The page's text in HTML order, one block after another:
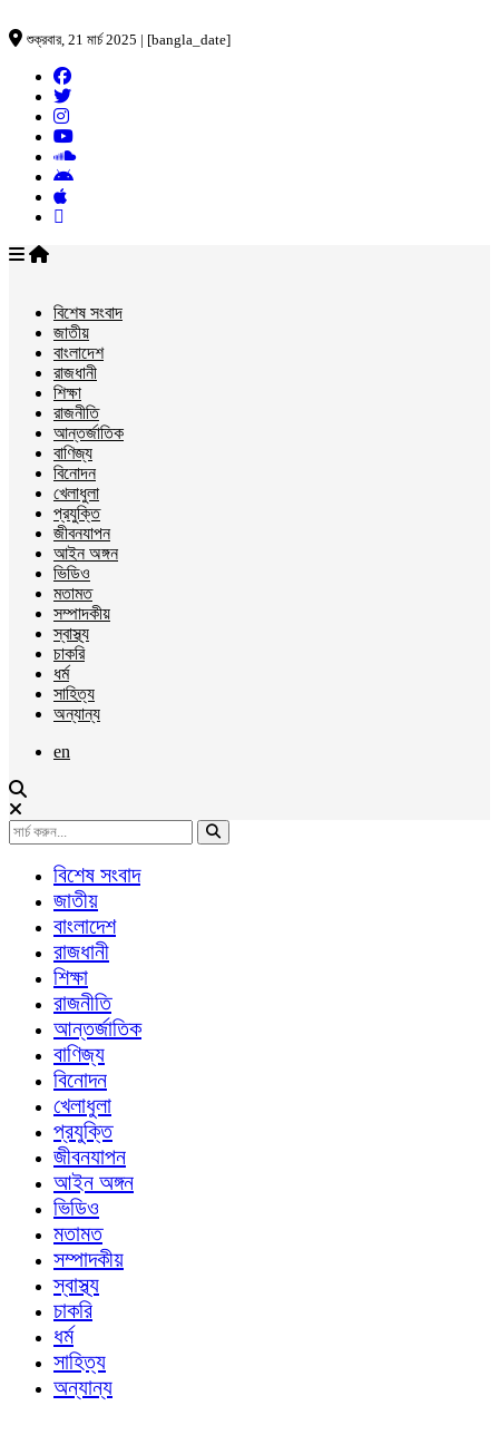
শুক্রবার, 21 মার্চ 2025 | [bangla_date]
বিশেষ সংবাদ
জাতীয়
বাংলাদেশ
রাজধানী
শিক্ষা
রাজনীতি
আন্তর্জাতিক
বাণিজ্য
বিনোদন
খেলাধুলা
প্রযুক্তি
জীবনযাপন
আইন অঙ্গন
ভিডিও
মতামত
সম্পাদকীয়
স্বাস্থ্য
চাকরি
ধর্ম
সাহিত্য
অন্যান্য
en
বিশেষ সংবাদ
জাতীয়
বাংলাদেশ
রাজধানী
শিক্ষা
রাজনীতি
আন্তর্জাতিক
বাণিজ্য
বিনোদন
খেলাধুলা
প্রযুক্তি
জীবনযাপন
আইন অঙ্গন
ভিডিও
মতামত
সম্পাদকীয়
স্বাস্থ্য
চাকরি
ধর্ম
সাহিত্য
অন্যান্য